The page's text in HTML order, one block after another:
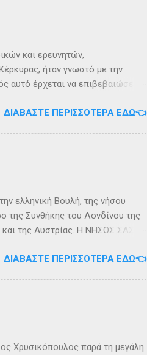
και ερευνητών,
ήταν γνωστό με την
αυτό έρχεται να επιβεβαιώσει
Άτλαντα η οποία ζούσε σε μία
από κυπαρίσσι. Φεύγωντας ο
ΔΙΑΒΆΣΤΕ ΠΕΡΙΣΣΌΤΕΡΑ ΕΔΏ👈
ελληνική Βουλή, της νήσου
της Συνθήκης του Λονδίνου της
και της Αυστρίας. Η ΝΗΣΟΣ ΣΑΣΩΝ
Έχει έκταση περίπου 6 τ.χλμ.
του πολέμου ανάμεσα
ΔΙΑΒΆΣΤΕ ΠΕΡΙΣΣΌΤΕΡΑ ΕΔΏ👈
Χρυσικόπουλος παρά τη μεγάλη